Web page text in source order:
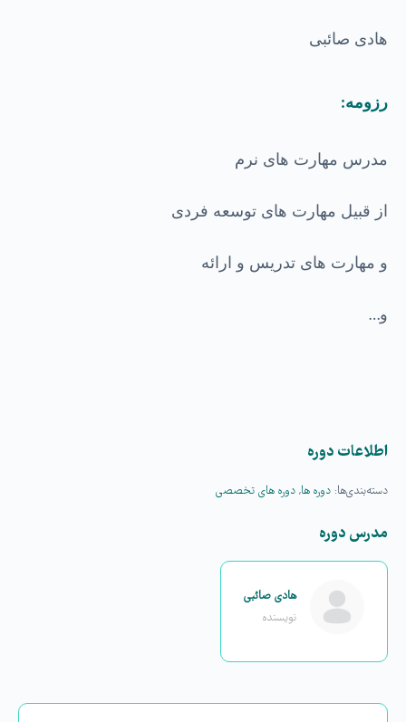
هادی صائبی
رزومه:
مدرس مهارت های نرم
از قبیل مهارت های توسعه فردی
و مهارت های تدریس و ارائه
و…
اطلاعات دوره
دسته‌بندی‌ها: دوره ها, دوره های تخصصی
مدرس دوره
هادی صائبی
نویسنده